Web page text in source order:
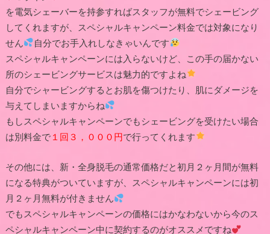
を電気シェーバーを持参すればスタッフが無料でシェービング
してくれますが、スペシャルキャンペーン料金では対象になり
せん
自分でお手入れしなきゃいんです
スペシャルキャンペーンには入らないけど、この手の届かない
所のシェービングサービスは魅力的ですよね
自分でシャービングするとお肌を傷つけたり、肌にダメージを
与えてしまいますからね
もしスペシャルキャンペーンでもシェービングを受けたい場合
は別料金で１回３，０００円で行ってくれます
その他には、新・全身脱毛の通常価格だと初月２ヶ月間が無料
になる特典がついていますが、スペシャルキャンペーンには初
月２ヶ月無料が付きません
でもスペシャルキャンペーンの価格にはかなわないから今のス
ペシャルキャンペーン中に契約するのがオススメですね